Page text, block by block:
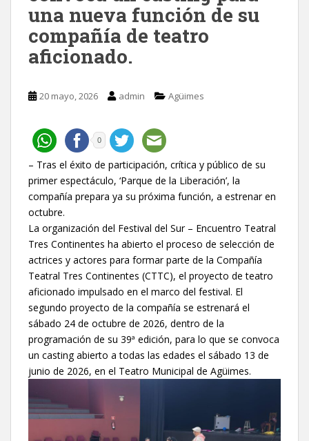
una nueva función de su
compañía de teatro
aficionado.
20 mayo, 2026 admin Agüimes
0
– Tras el éxito de participación, crítica y público de su
primer espectáculo, ‘Parque de la Liberación’, la
compañía prepara ya su próxima función, a estrenar en
octubre.
La organización del Festival del Sur – Encuentro Teatral
Tres Continentes ha abierto el proceso de selección de
actrices y actores para formar parte de la Compañía
Teatral Tres Continentes (CTTC), el proyecto de teatro
aficionado impulsado en el marco del festival. El
segundo proyecto de la compañía se estrenará el
sábado 24 de octubre de 2026, dentro de la
programación de su 39ª edición, para lo que se convoca
un casting abierto a todas las edades el sábado 13 de
junio de 2026, en el Teatro Municipal de Agüimes.